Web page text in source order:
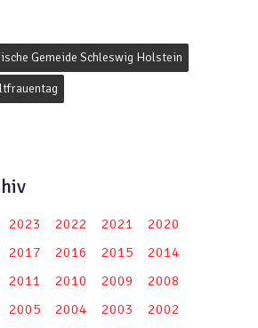
Gemeide Schleswig Holstein
2023 2022 2021
2020
2017 2016 2015
2014
2011 2010 2009
2008
2005 2004 2003
2002